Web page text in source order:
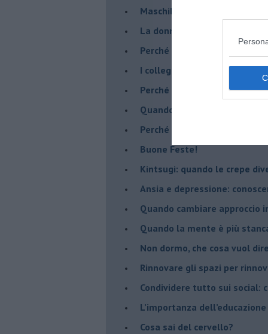
​Maschilismo inconsapevole
​La donna può scegliere di
​Perché abbiamo così bisogno
​I collegamenti tra filosofia e
​Perché tutti si sentono in
​Quando crescere troppo
​Perché non impariamo mai
​Buone Feste!
​Kintsugi: quando le crepe
Ansia e depressione:
Quando cambiare approccio
​Quando la mente è più
Non dormo, che cosa vuol
​Rinnovare gli spazi per
​Condividere tutto sui social:
​L’importanza
​Cosa sai del cervello?